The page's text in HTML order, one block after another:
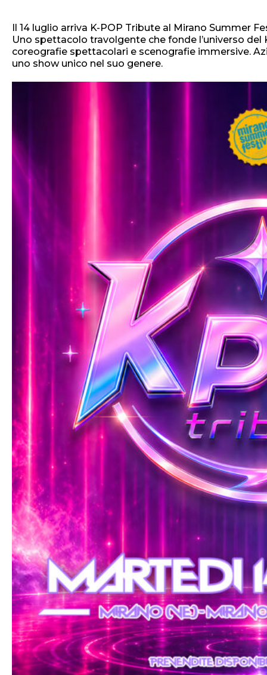
Il 14 luglio arriva K-POP Tribute al Mirano Summer
Uno spettacolo travolgente che fonde l’universo del
coreografie spettacolari e scenografie immersive.
uno show unico nel suo genere.